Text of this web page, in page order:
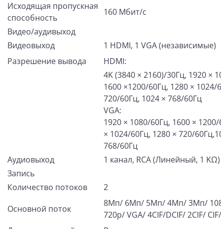
Исходящая пропускная
способность
160 Мбит/с
Видео/аудивыход
Видеовыход
1 HDMI, 1 VGA (независимые)
Разрешение вывода
HDMI:
4K (3840 × 2160)/30Гц, 1920 ×
1600 ×1200/60Гц, 1280 × 1024/
720/60Гц, 1024 × 768/60Гц
VGA:
1920 × 1080/60Гц, 1600 ×
× 1024/60Гц, 1280 × 720/
768/60Гц
Аудиовыход
1 канал, RCA (Линейный, 1 KΩ)
Запись
Количество потоков
2
Основной поток
8Мп/ 6Мп/ 5Мп/ 4Мп/ 3Мп/
720p/ VGA/ 4CIF/DCIF/ 2CIF/